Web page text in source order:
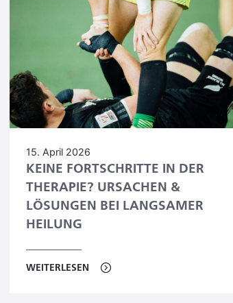
15. April 2026
KEINE FORTSCHRITTE IN DER
THERAPIE? URSACHEN &
LÖSUNGEN BEI LANGSAMER
HEILUNG
WEITERLESEN